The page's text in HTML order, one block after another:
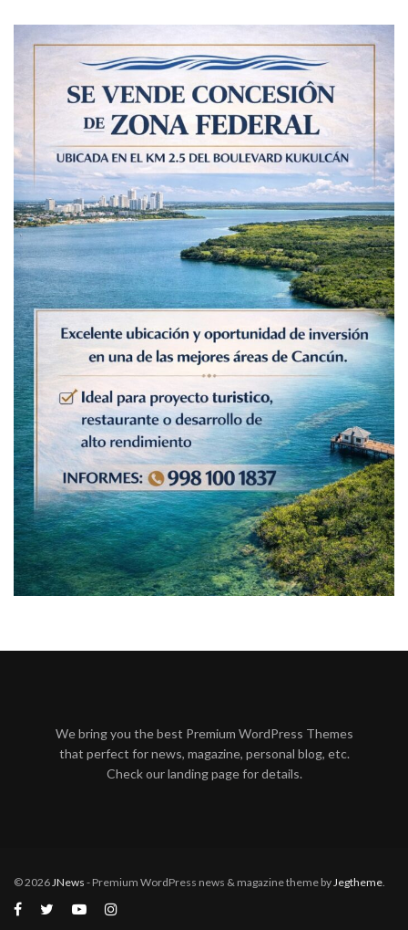
We bring you the best Premium WordPress Themes
that perfect for news, magazine, personal blog, etc.
Check our landing page for details.
© 2026JNews - Premium WordPress news & magazine theme byJegtheme.